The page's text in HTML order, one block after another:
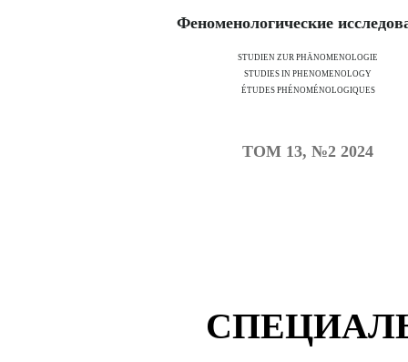
Феноменологические
STUDIEN ZUR PHÄNOMENOLOGIE
STUDIES IN PHENOMENOLOGY
ÉTUDES PHÉNOMÉNOLOGIQUES
ТОМ 13, №2 2024